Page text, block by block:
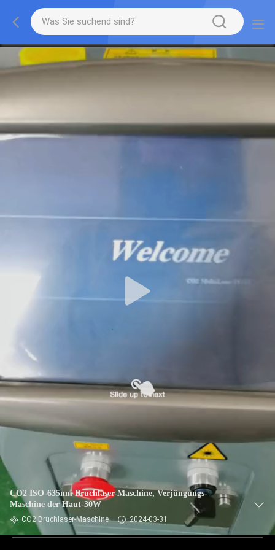
CO2 ISO-635nm Bruchlaser-Maschine, Verjüngungs-
Maschine der Haut-30W
CO2 Bruchlaser-Maschine 2024-03-31